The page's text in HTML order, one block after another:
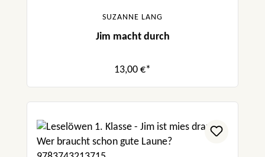
SUZANNE LANG
Jim macht durch
13,00 €*